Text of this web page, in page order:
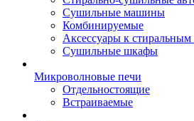
Сушильные машины
Комбинируемые
Аксессуары к
Сушильные шкафы
Микроволновые печи
Отдельностоящие
Встраиваемые